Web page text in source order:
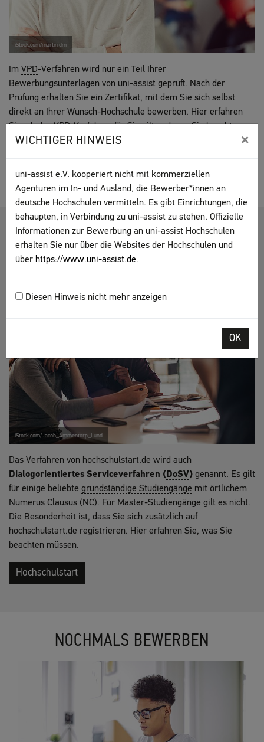
WICHTIGER HINWEIS ×
uni-assist e.V. kooperiert nicht mit kommerziellen
Agenturen im In- und Ausland, die Bewerber*innen an
deutsche Hochschulen vermitteln. Es gibt Einrichtungen, die
behaupten, in Verbindung zu uni-assist zu stehen. Offizielle
Informationen zur Bewerbung an uni-assist Hochschulen
erhalten Sie nur über die Websites der Hochschulen und
über https://www.uni-assist.de.
Diesen Hinweis nicht mehr anzeigen
OK
iStock.com/martin dm
Im VPD-Verfahren wird nur ein Teil Ihrer
Bewerbungsunterlagen von uni-assist geprüft. Nach der
Prüfung erhalten Sie ein Zertifikat, mit dem Sie sich selbst
direkt an Ihrer Wunsch-Hochschule bewerben. Hier erfahren
Sie, ob dasVPD-Verfahren für Sie gilt und was Sie beachten
müssen.
VPD-Verfahren
SONDER-VERFAHREN
HOCHSCHULSTART.DE (DOSV)
iStock.com/Jacob_Ammentorp_Lund
Das Verfahren von hochschulstart.de wird auch
Dialogorientiertes Serviceverfahren ( DoSV) genannt. Es gilt
für einige beliebte grundständige Studiengänge mit örtlichem
Numerus Clausus (NC). Für Master-Studiengänge gilt es nicht.
Die Besonderheit ist, dass Sie sich zusätzlich auf
hochschulstart.de registrieren. Hier erfahren Sie, was Sie
beachten müssen.
Hochschulstart
NOCHMALS BEWERBEN